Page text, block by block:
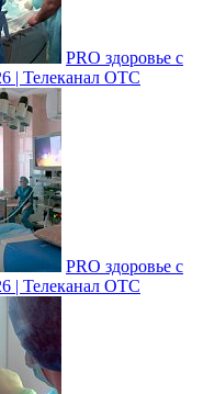
PRO здоровье с
| Телеканал ОТС
PRO здоровье с
| Телеканал ОТС